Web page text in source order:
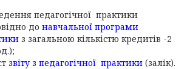
педагогічної практики
до навчальної програми
з загальною кількістю кредитів -2
звіту з педагогічної практики (залік).